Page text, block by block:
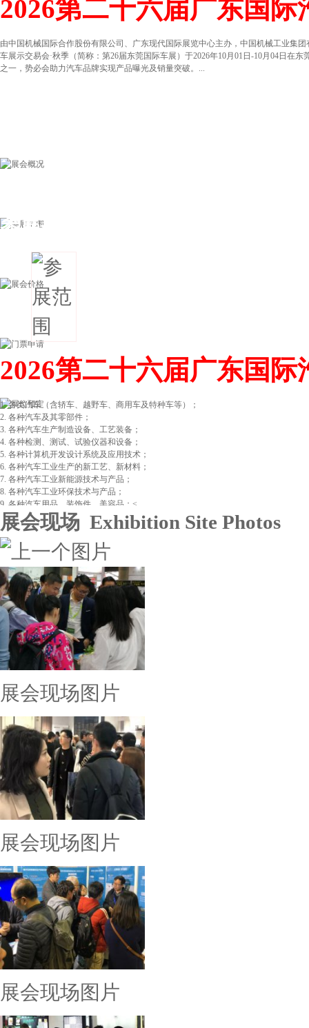
2026第二十六届广东国
由中国机械国际合作股份有限公司、广东现代国际展览中心主办，中国机械工业集
车展示交易会·秋季（简称：第26届东莞国际车展）于2026年10月01日-10月04日在
之一，势必会助力汽车品牌实现产品曝光及销量突破。...
参展范围
2026第二十六届广东国
1. 各类汽车（含轿车、越野车、商用车及特种车等）；
2. 各种汽车及其零部件；
3. 各种汽车生产制造设备、工艺装备；
4. 各种检测、测试、试验仪器和设备；
5. 各种计算机开发设计系统及应用技术；
6. 各种汽车工业生产的新工艺、新材料；
7. 各种汽车工业新能源技术与产品；
8. 各种汽车工业环保技术与产品；
9. 各种汽车用品、装饰件、美容品；<...
展会现场 Exhibition Site Photos
展会现场图片
展会现场图片
展会现场图片